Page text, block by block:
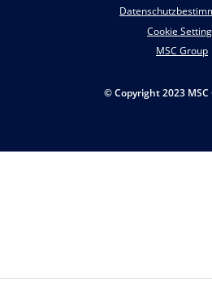
Cookie
MSC Group
© Copyright 2023 MSC